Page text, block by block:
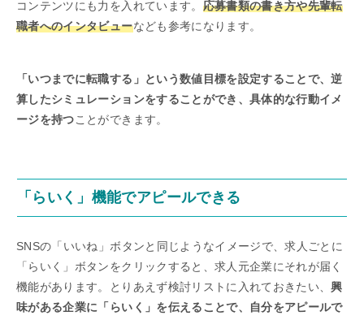
コンテンツにも力を入れています。 応募書類の書き方や先輩転
職者へのインタビューなども参考になります。
「いつまでに転職する」という数値目標を設定することで、逆
算したシミュレーションをすることができ、具体的な行動イメ
ージを持つことができます。
「らいく」機能でアピールできる
SNSの「いいね」ボタンと同じようなイメージで、求人ごとに
「らいく」ボタンをクリックすると、求人元企業にそれが届く
機能があります。とりあえず検討リストに入れておきたい、興
味がある企業に「らいく」を伝えることで、自分をアピールで